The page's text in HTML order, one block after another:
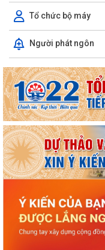
Tổ chức bộ máy
Người phát ngôn
ỦY BAN NHÂN DÂN XÃ
DẪN NGƯỜI DÂN CHUYỂN
KẾ HOẠCH Triển khai
tại Nhật Bản Đợt II năm
Kỷ niệm 79 năm Ngày
KHẢO SÁT, THĂM DÒ Ý
QUYỀN ĐỊA PHƯƠNG 02